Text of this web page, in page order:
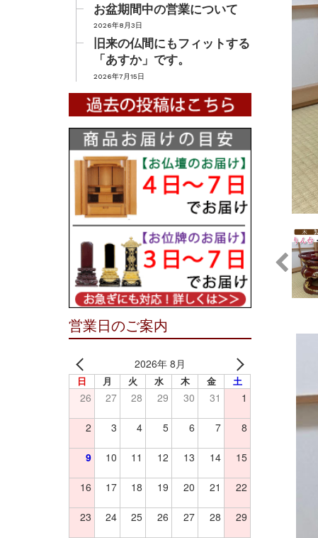
お盆期間中の営業について
2026年8月3日
旧来の仏間にもフィットする
「あすか」です。
2026年7月15日
営業日のご案内
2026年 8月
日 月 火 水 木 金 土
26 27 28 29 30 31 1
2 3 4 5 6 7 8
9 10 11 12 13 14 15
16 17 18 19 20 21 22
23 24 25 26 27 28 29